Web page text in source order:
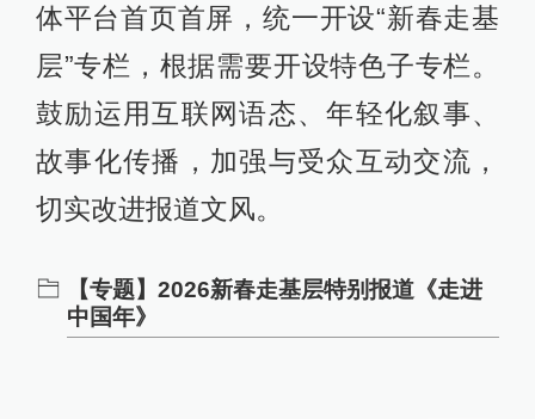
体平台首页首屏，统一开设“新春走基
层”专栏，根据需要开设特色子专栏。
鼓励运用互联网语态、年轻化叙事、
故事化传播，加强与受众互动交流，
切实改进报道文风。
【专题】2026新春走基层特别报道《走进
中国年》